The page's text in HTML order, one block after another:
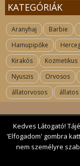
KATEGÓRIÁK
Aranyhaj Barbie
Hamupipőke
Kirakós
Kozmetikus
Nyuszis
Orvosos
állatorvosos
állatos
Kapcsolat| 2017 All rights
Kedves Látogató!
'Elfogadom' gombra
nem személyre